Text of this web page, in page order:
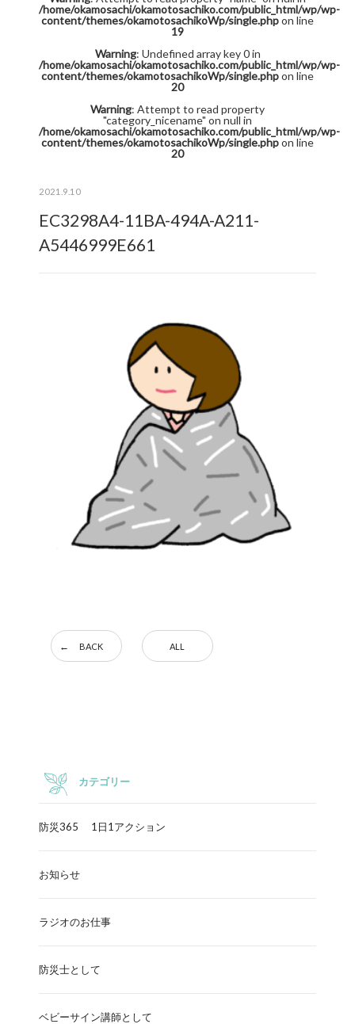
/home/okamosachi/okamotosachiko.com/public_html/wp/wp-
content/themes/okamotosachikoWp/single.phpon line
19
Warning: Undefined array key 0 in
/home/okamosachi/okamotosachiko.com/public_html/wp/wp-
content/themes/okamotosachikoWp/single.phpon line
20
Warning: Attempt to read property
"category_nicename" on null in
/home/okamosachi/okamotosachiko.com/public_html/wp/wp-
content/themes/okamotosachikoWp/single.phpon line
20
2021.9.10
EC3298A4-11BA-494A-A211-
A5446999E661
BACK ALL
カテゴリー
防災365 1日1アクション
お知らせ
ラジオのお仕事
防災士として
ベビーサイン講師として